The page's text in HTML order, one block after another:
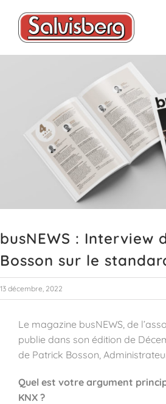
contenu
busNEWS : Interview
Bosson sur le
13 décembre, 2022
Le magazine busNEWS, de
publie dans son édition de
de Patrick Bosson,
Quel est votre argument
KNX ?